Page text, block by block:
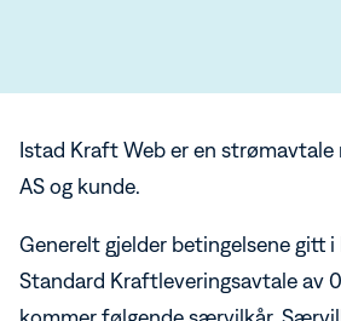
Kundefordeler
Istad-appen
Aktuelt
Varmepumper
Brann- og boligalarm
Istad Sanntidsmåler
Bedrift
Bestill strøm
Endring abonnement
Energinettverk Istad
Markedsrapport
Borettslag
Bestill strøm
Varmepumper
Brann- og innbruddsalarm
Ladeanlegg for borettslag
Kraftproduksjon
Kraftproduksjon
Fjernvarme
Kundeservice
Istad Kraft Web er en
AS og kunde.
Generelt gjelder betingelsene gitt i
Standard Kraftleveringsavtale av